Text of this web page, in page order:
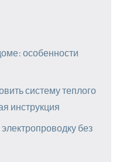
особенности
систему теплого
инструкция
без